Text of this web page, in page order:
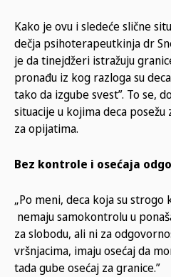
Kako je ovu i sledeće slične
dečja psihoterapeutkinja dr
je da tinejdžeri istražuju
pronađu iz kog razloga su
tako da izgube svest”. To se,
situacije u kojima deca
za opijatima.
Bez kontrole i osećaja
„Po meni, deca koja su
nemaju samokontrolu u
za slobodu, ali ni za
vršnjacima, imaju osećaj da
tada gube osećaj za granice.”